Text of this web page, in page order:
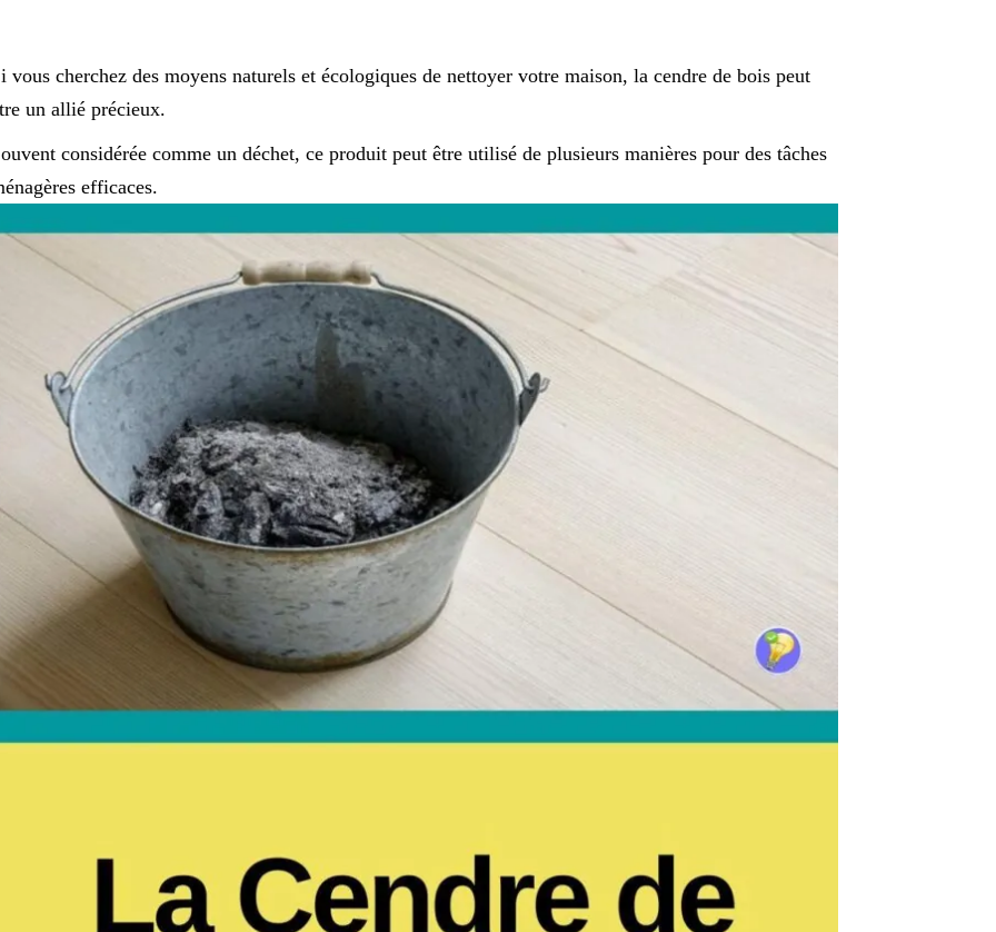
vous cherchez des moyens naturels et écologiques de nettoyer votre maison, la cendre de bois peut
un allié précieux.
considérée comme un déchet, ce produit peut être utilisé de plusieurs manières pour des tâches
efficaces.